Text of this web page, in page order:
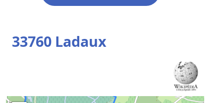
33760 Ladaux